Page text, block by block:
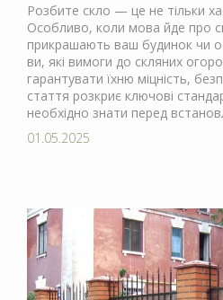
Розбите скло — це не тільки
Особливо, коли мова йде про
прикрашають ваш будинок чи
ви, які вимоги до скляних
гарантувати їхню міцність,
стаття розкриє ключові
необхідно знати перед
01.05.2025